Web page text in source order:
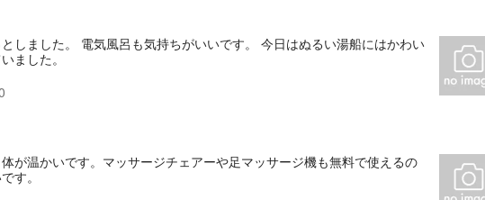
しました。 電気風呂も気持ちがいいです。 今日はぬるい湯船にはかわい
ました。
が温かいです。マッサージチェアーや足マッサージ機も無料で使えるの
す。